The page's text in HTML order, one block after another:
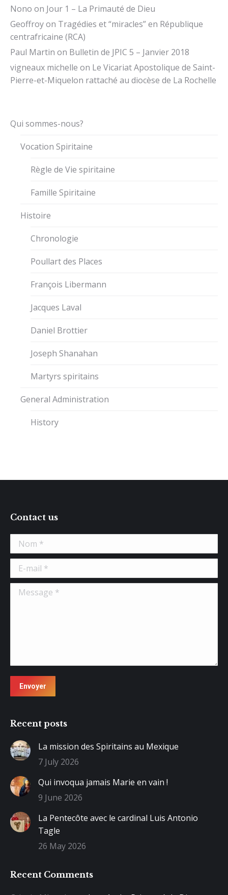
Nono on Jour 1 – La Primauté de Dieu
Geoffroyon Tragédies et “miracles” en République
centrafricaine (RCA)
Paul Martin on Bulletin de JPIC 5 – Janvier 2018
vigneaux michelle on Le Vicariat Apostolique de Saint-
Pierre-et-Miquelon rattaché au diocèse de La Rochelle
Qui sommes-nous?
Vocation Spiritaine
Règle de Vie spiritaine
Famille Spiritaine
Histoire
Chronologie
Poullart des Places
François Libermann
Jacques Laval
Daniel Brottier
Joseph Shanahan
Martyrs spiritains
General Administration
History
Contact us
Nom *
E-mail *
Message *
Envoyer
Recent posts
La mission des Spiritains au Mexique
7 July 2026
Qui invoqua jamais Marie en vain !
9 June 2026
La Pentecôte avec le cardinal Luis Antonio
Tagle
26 May 2026
Recent Comments